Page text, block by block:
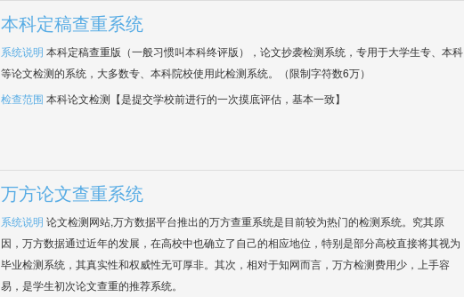
本科定稿查重系统
系统说明 本科定稿查重版（一般习惯叫本科终评版），论文抄袭检测系统，专用于大学生专、本科
等论文检测的系统，大多数专、本科院校使用此检测系统。（限制字符数6万）
检查范围 本科论文检测【是提交学校前进行的一次摸底评估，基本一致】
万方论文查重系统
系统说明 论文检测网站,万方数据平台推出的万方查重系统是目前较为热门的检测系统。究其原
因，万方数据通过近年的发展，在高校中也确立了自己的相应地位，特别是部分高校直接将其视为
毕业检测系统，其真实性和权威性无可厚非。其次，相对于知网而言，万方检测费用少，上手容
易，是学生初次论文查重的推荐系统。